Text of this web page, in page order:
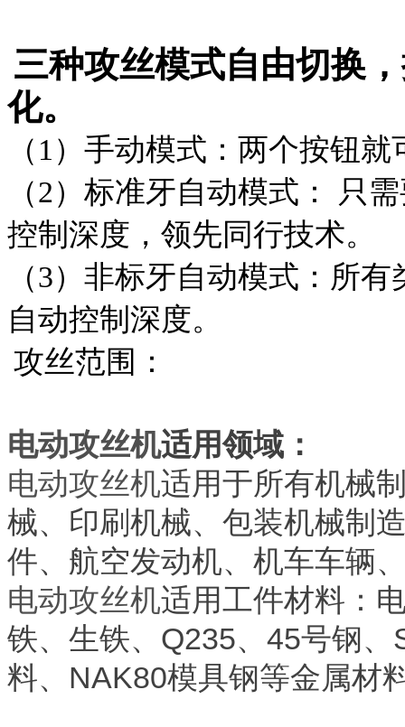
三种攻丝模式自由切换
化。
（1）手动模式：两个按钮
（2）标准牙自动模式： 只
控制深度，领先同行技术。
（3）非标牙自动模式：所
自动控制深度。
攻丝范围：
电动攻丝机适用领域：
电动攻丝机适用于所有机械
械、印刷机械、包装机械制
件、航空发动机、机车车辆
电动攻丝机适用工件材料：
铁、生铁、 Q235、 45号钢、
料、 NAK80模具钢等金属材